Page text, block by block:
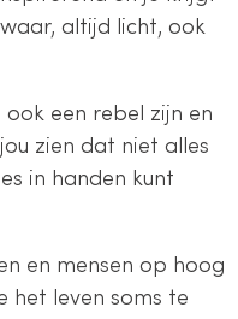
altijd licht, ook
een rebel zijn en
zien dat niet alles
in handen kunt
en mensen op hoog
het leven soms te